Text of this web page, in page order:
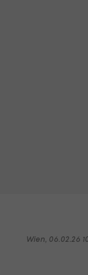
Wien, 06.02.26